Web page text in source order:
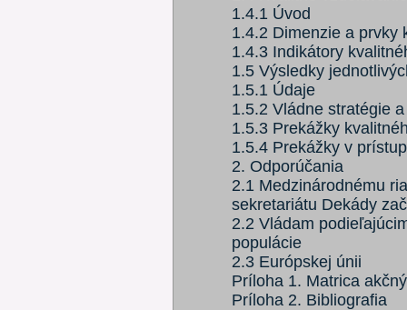
1.4.1 Úvod
1.4.2 Dimenzie a prvky
1.4.3 Indikátory
1.5 Výsledky
1.5.1 Údaje
1.5.2 Vládne stratégie
1.5.3 Prekážky
1.5.4 Prekážky v
2. Odporúčania
2.1 Medzinárodnému
sekretariátu Dekády
2.2 Vládam
populácie
2.3 Európskej únii
Príloha 1. Matrica
Príloha 2. Bibliografia